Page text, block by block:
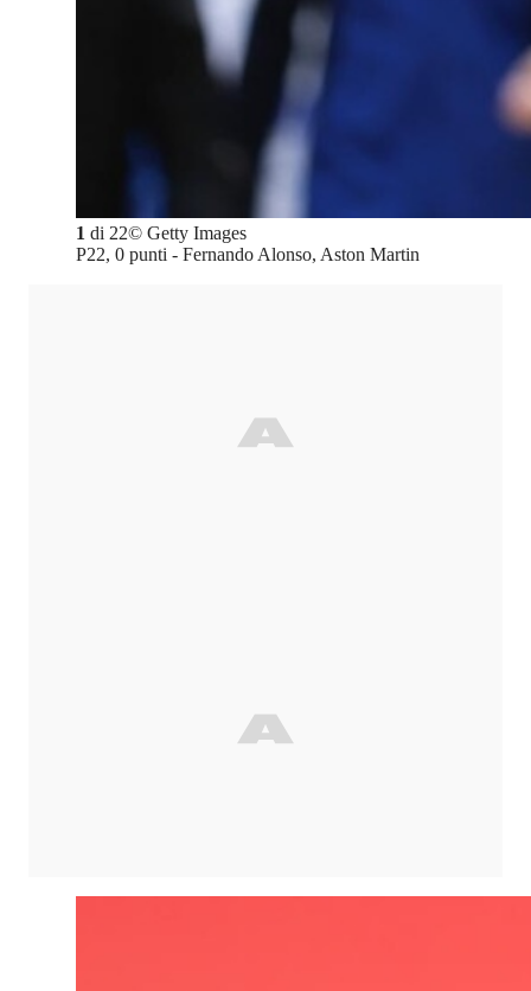
1 di 22© Getty Images
P22, 0 punti - Fernando Alonso, Aston Martin